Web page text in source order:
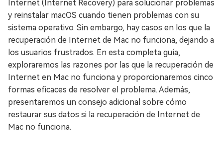
Internet (Internet Recovery) para solucionar problemas
y reinstalar macOS cuando tienen problemas con su
sistema operativo. Sin embargo, hay casos en los que la
recuperación de Internet de Mac no funciona, dejando a
los usuarios frustrados. En esta completa guía,
exploraremos las razones por las que la recuperación de
Internet en Mac no funciona y proporcionaremos cinco
formas eficaces de resolver el problema. Además,
presentaremos un consejo adicional sobre cómo
restaurar sus datos si la recuperación de Internet de
Mac no funciona.